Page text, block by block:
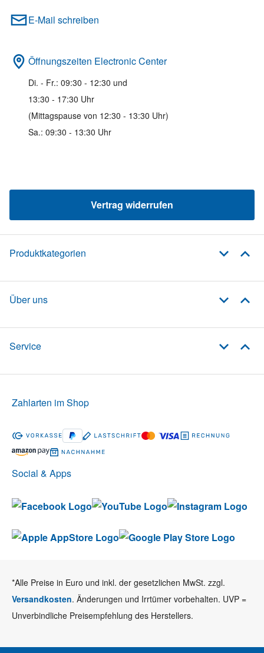
E-Mail schreiben
Öffnungszeiten Electronic Center
Di. - Fr.: 09:30 - 12:30 und
13:30 - 17:30 Uhr
(Mittagspause von 12:30 - 13:30 Uhr)
Sa.: 09:30 - 13:30 Uhr
Vertrag widerrufen
Produktkategorien
Über uns
Service
Social & Apps
Zahlarten im Shop
*Alle Preise in Euro und inkl. der gesetzlichen MwSt. zzgl.
Versandkosten. Änderungen und Irrtümer vorbehalten. UVP =
Unverbindliche Preisempfehlung des Herstellers.